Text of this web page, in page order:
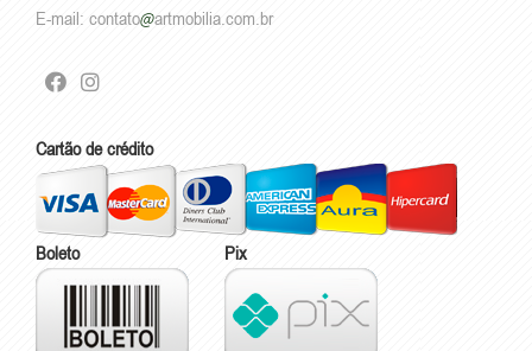
E-mail: contato artmobilia.com.br
Cartão de crédito
Boleto Pix